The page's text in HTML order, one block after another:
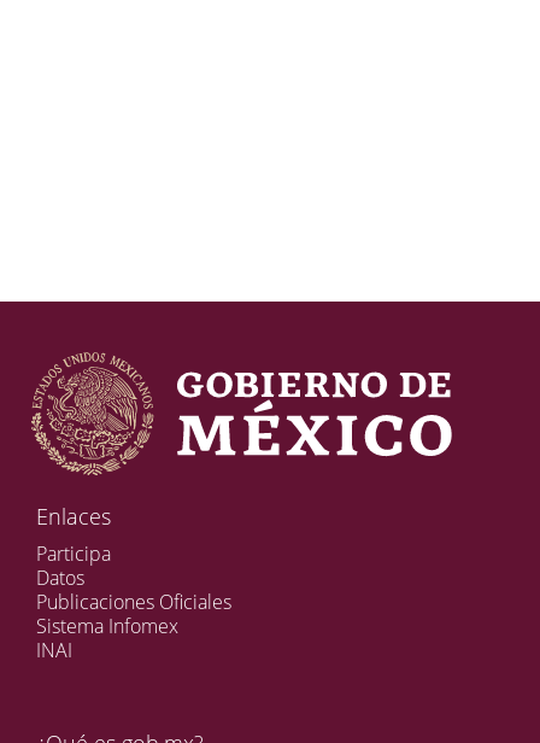
Enlaces
Participa
Datos
Publicaciones Oficiales
Sistema Infomex
INAI